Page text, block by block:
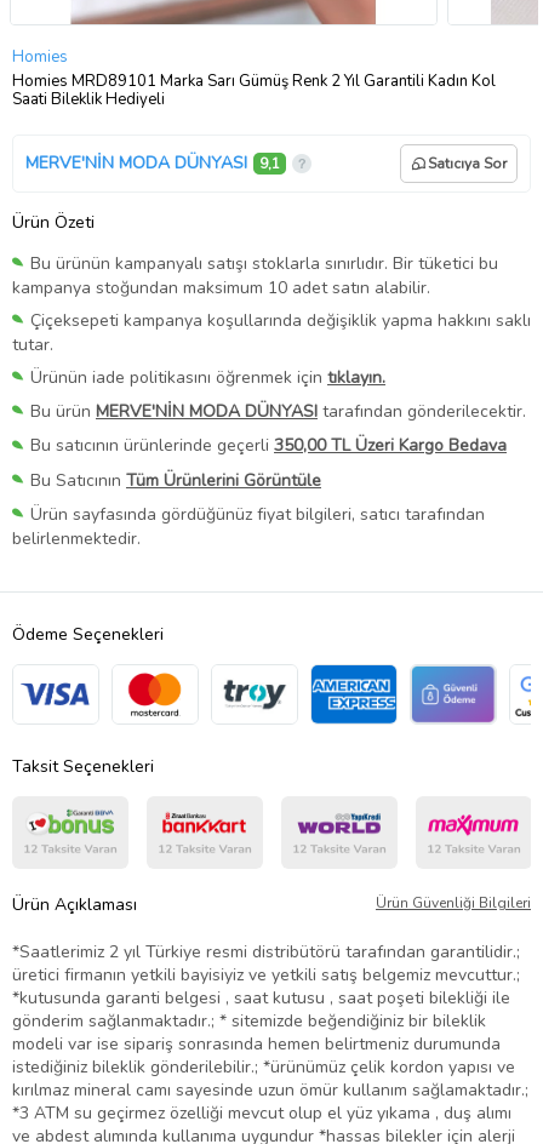
Homies
Homies MRD89101 Marka Sarı Gümüş Renk 2 Yıl Garantili Kadın Kol
Saati Bileklik Hediyeli
MERVE'NİN MODA DÜNYASI 9,1 Satıcıya Sor
Ürün Özeti
Bu ürünün kampanyalı satışı stoklarla sınırlıdır. Bir tüketici bu
kampanya stoğundan maksimum 10 adet satın alabilir.
Çiçeksepeti kampanya koşullarında değişiklik yapma hakkını saklı
tutar.
Ürünün iade politikasını öğrenmek için tıklayın.
Bu ürün MERVE'NİN MODA DÜNYASI tarafından gönderilecektir.
Bu satıcının ürünlerinde geçerli 350,00 TL Üzeri Kargo Bedava
Bu Satıcının Tüm Ürünlerini Görüntüle
Ürün sayfasında gördüğünüz fiyat bilgileri, satıcı tarafından
belirlenmektedir.
Ödeme Seçenekleri
Taksit Seçenekleri
Ürün Açıklaması Ürün Güvenliği Bilgileri
*Saatlerimiz 2 yıl Türkiye resmi distribütörü tarafından garantilidir.;
üretici firmanın yetkili bayisiyiz ve yetkili satış belgemiz mevcuttur.;
*kutusunda garanti belgesi , saat kutusu , saat poşeti bilekliği ile
gönderim sağlanmaktadır.; * sitemizde beğendiğiniz bir bileklik
modeli var ise sipariş sonrasında hemen belirtmeniz durumunda
istediğiniz bileklik gönderilebilir.; *ürünümüz çelik kordon yapısı ve
kırılmaz mineral camı sayesinde uzun ömür kullanım sağlamaktadır.;
*3 ATM su geçirmez özelliği mevcut olup el yüz yıkama , duş alımı
ve abdest alımında kullanıma uygundur *hassas bilekler için alerji